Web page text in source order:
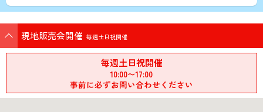
現地販売会開催 毎週土日祝開催
毎週土日祝開催
10:00〜17:00
事前に必ずお問い合わせください